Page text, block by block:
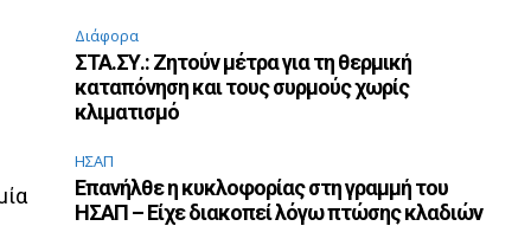
Διάφορα
ΣΤΑ.ΣΥ.: Ζητούν μέτρα για τη θερμική
καταπόνηση και τους συρμούς χωρίς
κλιματισμό
ΗΣΑΠ
Επανήλθε η κυκλοφορίας στη γραμμή του
ΗΣΑΠ – Είχε διακοπεί λόγω πτώσης κλαδιών